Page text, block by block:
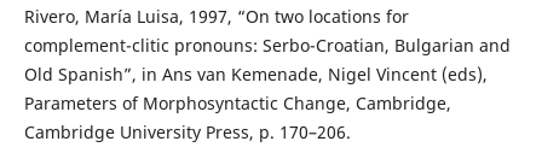
Rivero, María Luisa, 1997, “On two locations for
complement-clitic pronouns: Serbo-Croatian, Bulgarian and
Old Spanish”, in Ans van Kemenade, Nigel Vincent (eds),
Parameters of Morphosyntactic Change, Cambridge,
Cambridge University Press, p. 170–206.